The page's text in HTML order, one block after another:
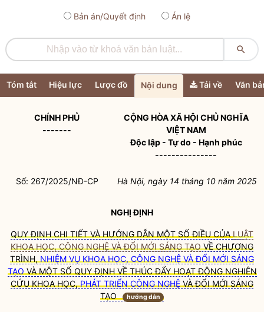
Bản án/Quyết định Án lệ

Tóm tắt Hiệu lực Lược đồ Nội dung Tải về Văn
CHÍNH PHỦ
-------
CỘNG HÒA XÃ HỘI CHỦ NGHĨA
VIỆT NAM
Độc lập - Tự do - Hạnh phúc
---------------
Số: 267/2025/NĐ-CP Hà Nội, ngày 14 tháng 10 năm 2025
NGHỊ ĐỊNH
QUY ĐỊNH CHI TIẾT VÀ HƯỚNG DẪN MỘT SỐ ĐIỀU CỦALUẬT
KHOA HỌC, CÔNG NGHỆ VÀ ĐỔI MỚI SÁNG TẠOVỀ CHƯƠNG
TRÌNH,NHIỆM VỤ KHOA HỌC, CÔNG NGHỆ VÀ ĐỔI MỚI SÁNG
TẠOVÀ MỘT SỐ QUY ĐỊNH VỀ THÚC ĐẨY HOẠT ĐỘNG NGHIÊN
CỨU KHOA HỌC,PHÁT TRIỂN CÔNG NGHỆVÀ ĐỔI MỚI SÁNG
TẠO
hướng dẫn